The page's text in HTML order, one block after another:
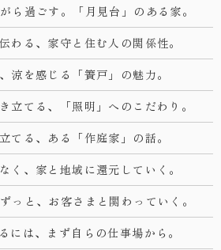
ら過ごす。「月見台」のある家。
わる、家守と住む人の関係性。
涼を感じる「簀戸」の魅力。
立てる、「照明」へのこだわり。
てる、ある「作庭家」の話。
く、家と地域に還元していく。
っと、お客さまと関わっていく。
には、まず自らの仕事場から。